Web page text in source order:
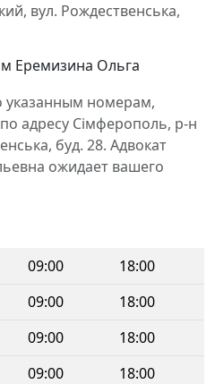
вул. Рождественська,
Еремизина Ольга
указанным номерам,
адресу Сімферополь, р-н
буд. 28. Адвокат
ожидает вашего
09:00
18:00
09:00
18:00
09:00
18:00
09:00
18:00